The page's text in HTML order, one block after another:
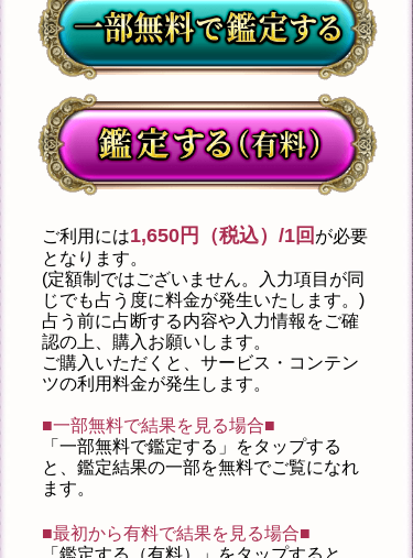
ご利用には1,650円（税込）/1回 が必要
となります。
(定額制ではございません。入力項目が同
じでも占う度に料金が発生いたします。)
占う前に占断する内容や入力情報をご確
認の上、購入お願いします。
ご購入いただくと、サービス・コンテン
ツの利用料金が発生します。
■一部無料で結果を見る場合■
「一部無料で鑑定する」をタップする
と、鑑定結果の一部を無料でご覧になれ
ます。
■最初から有料で結果を見る場合■